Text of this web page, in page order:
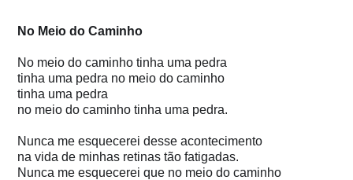
No meio do caminho tinha uma pedra
tinha uma pedra no meio do caminho
tinha uma pedra
no meio do caminho tinha uma pedra.
Nunca me esquecerei desse acontecimento
na vida de minhas retinas tão fatigadas.
Nunca me esquecerei que no meio do caminho